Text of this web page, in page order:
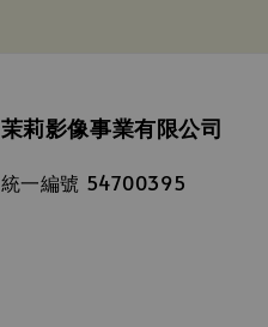
茉莉影像事業有限公司
統一編號 54700395